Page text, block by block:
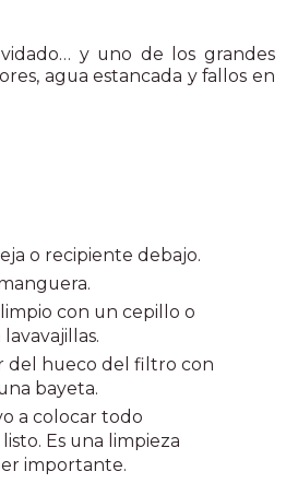
y uno de los grandes
agua estancada y fallos en
o recipiente debajo.
con un cepillo o
del hueco del filtro con
bayeta.
a colocar todo
Es una limpieza
importante.